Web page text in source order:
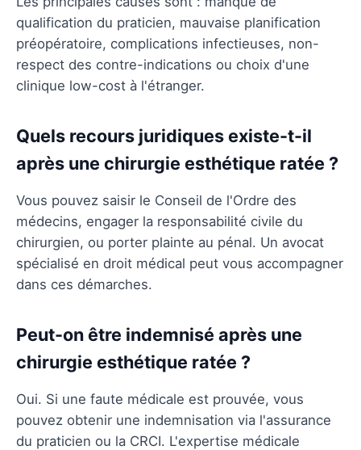
qualification du praticien, mauvaise planification
préopératoire, complications infectieuses, non-
respect des contre-indications ou choix d'une
clinique low-cost à l'étranger.
Quels recours juridiques existe-t-il
après une chirurgie esthétique ratée ?
Vous pouvez saisir le Conseil de l'Ordre des
médecins, engager la responsabilité civile du
chirurgien, ou porter plainte au pénal. Un avocat
spécialisé en droit médical peut vous accompagner
dans ces démarches.
Peut-on être indemnisé après une
chirurgie esthétique ratée ?
Oui. Si une faute médicale est prouvée, vous
pouvez obtenir une indemnisation via l'assurance
du praticien ou la CRCI. L'expertise médicale